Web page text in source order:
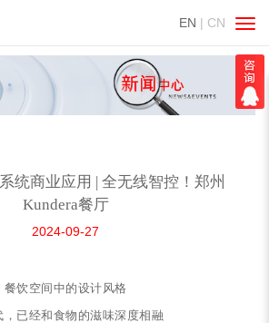
EN | CN
切
换
导
航
统商业应用 | 全无线智控！郑州
Kundera餐厅
2024-09-27
餐饮空间中的设计风格
，已经和食物的滋味深度相融